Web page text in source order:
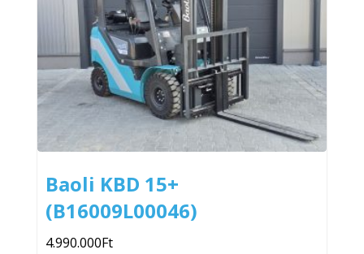
Baoli KBD 15+
(B16009L00046)
4.990.000Ft